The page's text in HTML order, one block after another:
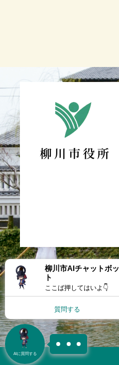
柳川市AIチャットボッ
ト
ここば押してはいよ👇
質問する
AIに質問する